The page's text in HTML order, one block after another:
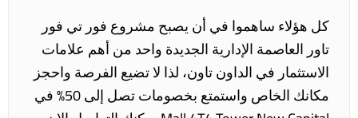
كل هؤلاء ساهموا في أن يصبح مشروع فور تي فور
تاور العاصمة الإدارية الجديدة واحد من أهم علامات
الاستثمار في الداون تاون، لذا لا تضيع الفرصة واحجز
مكانك الخاص واستمتع بخصومات تصل إلى 50% في